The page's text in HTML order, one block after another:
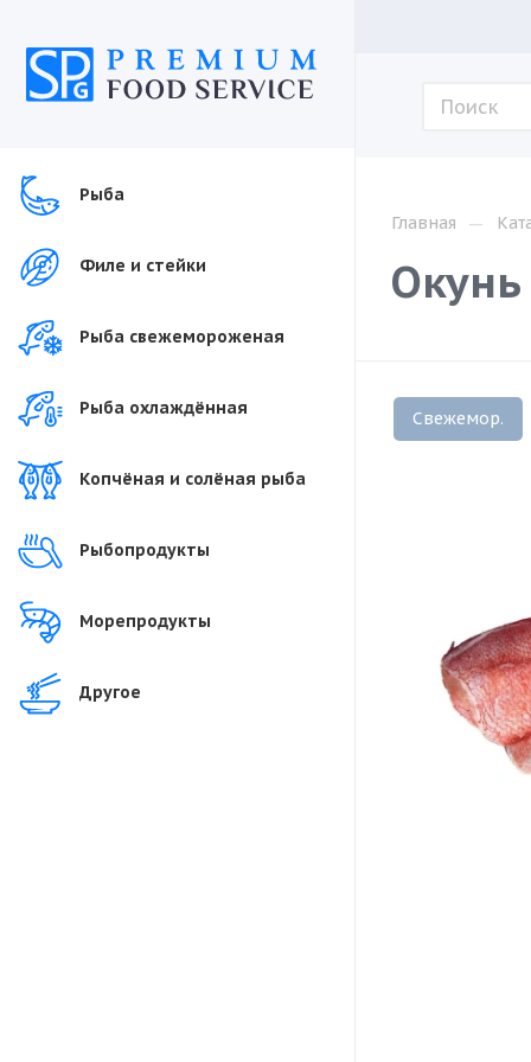
Рыба
Филе и стейки
Рыба свежемороженая
Рыба охлаждённая
Копчёная и солёная рыба
Рыбопродукты
Морепродукты
Другое
Главная —
Свежемор.